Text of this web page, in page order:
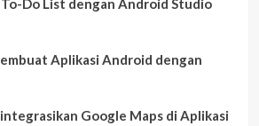
Do List dengan Android Studio
Aplikasi Android dengan
Google Maps di Aplikasi